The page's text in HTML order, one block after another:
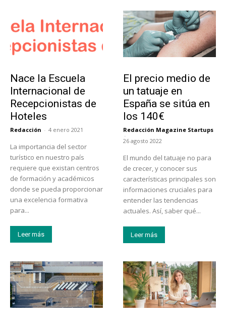
Nace la Escuela
Internacional de
Recepcionistas de
Hoteles
Redacción - 4 enero 2021
La importancia del sector
turístico en nuestro país
requiere que existan centros
de formación y académicos
donde se pueda proporcionar
una excelencia formativa
para...
Leer más
El precio medio de
un tatuaje en
España se sitúa en
los 140€
Redacción Magazine Startups
-
26 agosto 2022
El mundo del tatuaje no para
de crecer, y conocer sus
características principales son
informaciones cruciales para
entender las tendencias
actuales. Así, saber qué...
Leer más